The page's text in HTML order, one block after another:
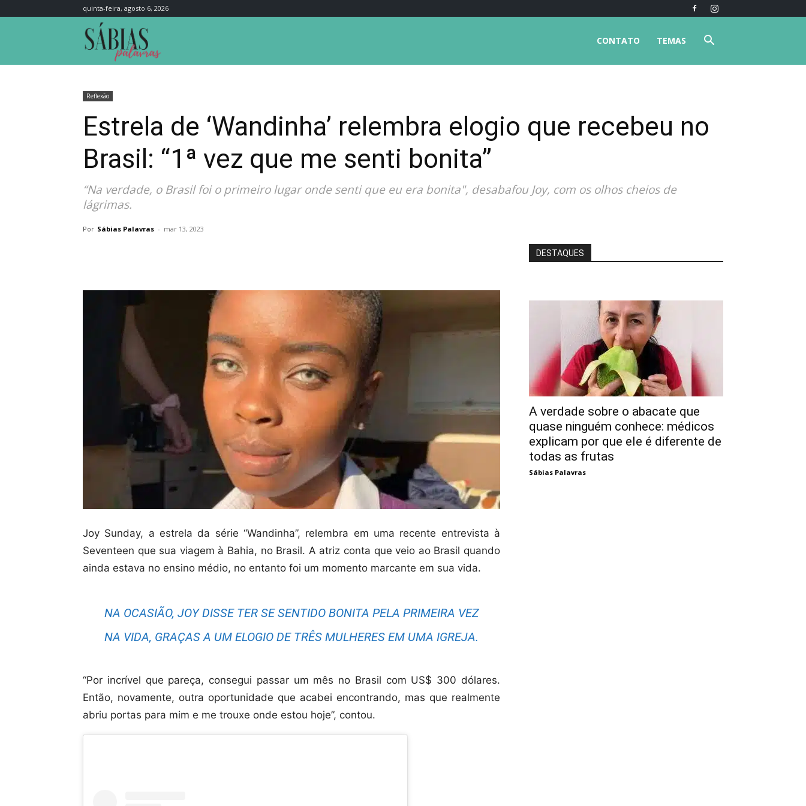
quinta-feira, agosto 6, 2026
TEMAS
CONTATO
Reflexão
Estrela de ‘Wandinha’ relembra elogio que recebeu no
Brasil: “1ª vez que me senti bonita”
“Na verdade, o Brasil foi o primeiro lugar onde senti que eu era bonita", desabafou Joy, com os olhos cheios de
lágrimas.
Por Sábias Palavras - mar 13, 2023
Joy Sunday, a estrela da série “Wandinha”, relembra em uma recente entrevista à
Seventeen que sua viagem à Bahia, no Brasil. A atriz conta que veio ao Brasil quando
ainda estava no ensino médio, no entanto foi um momento marcante em sua vida.
NA OCASIÃO, JOY DISSE TER SE SENTIDO BONITA PELA PRIMEIRA VEZ
NA VIDA, GRAÇAS A UM ELOGIO DE TRÊS MULHERES EM UMA IGREJA.
“Por incrível que pareça, consegui passar um mês no Brasil com US$ 300 dólares.
Então, novamente, outra oportunidade que acabei encontrando, mas que realmente
abriu portas para mim e me trouxe onde estou hoje”, contou.
DESTAQUES
A verdade sobre o abacate que
quase ninguém conhece: médicos
explicam por que ele é diferente de
todas as frutas
Sábias Palavras